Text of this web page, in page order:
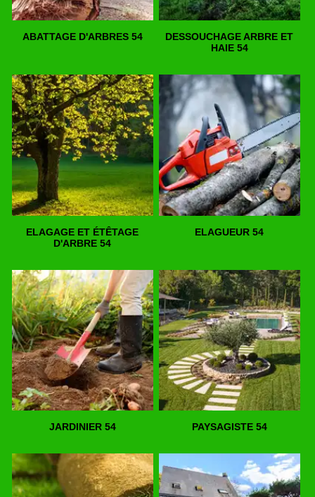
ABATTAGE D'ARBRES 54
DESSOUCHAGE ARBRE ET
HAIE 54
ELAGAGE ET ÉTÊTAGE
D'ARBRE 54
ELAGUEUR 54
JARDINIER 54 PAYSAGISTE 54